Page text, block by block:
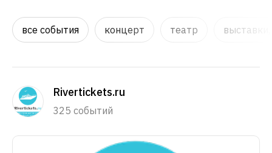
все события концерт театр
Rivertickets.ru
325 событий